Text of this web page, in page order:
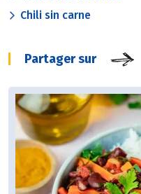
Chili sin carne
Partager sur